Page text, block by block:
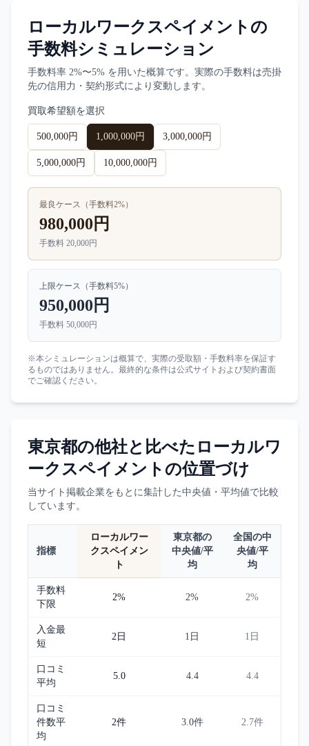
ローカルワークスペイメント の
手数料シミュレーション
手数料率 2%〜5% を用いた概算です。実際の手数料は売掛
先の信用力・契約形式により変動します。
買取希望額を選択
500,000円 1,000,000円 3,000,000円
5,000,000円 10,000,000円
最良ケース（手数料2%）
980,000円
手数料 20,000円
上限ケース（手数料5%）
950,000円
手数料 50,000円
※本シミュレーションは概算で、実際の受取額・手数料率を保証す
るものではありません。最終的な条件は公式サイトおよび契約書面
でご確認ください。
東京都の他社と比べた ローカルワ
ークスペイメント の位置づけ
当サイト掲載企業をもとに集計した中央値・平均値で比較
しています。
指標
ローカルワー
クスペイメン
ト
東京都の
中央値/平
均
全国の中
央値/平
均
手数料
下限
2% 2% 2%
入金最
短
2日 1日 1日
口コミ
平均
5.0 4.4 4.4
口コミ
件数平
均
2件 3.0件 2.7件